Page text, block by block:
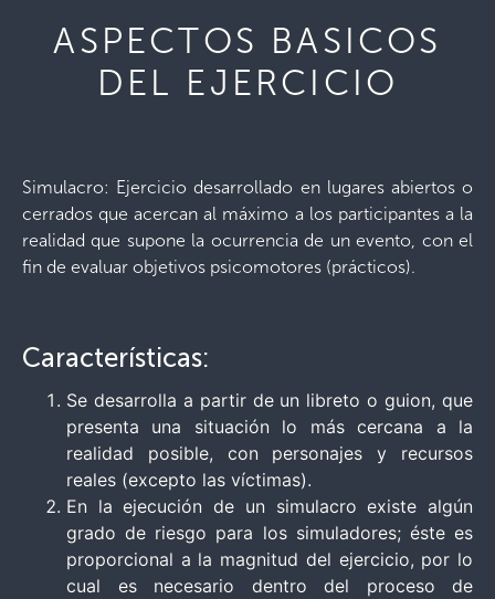
ASPECTOS BASICOS
DEL EJERCICIO
Simulacro: Ejercicio desarrollado en lugares abiertos o
cerrados que acercan al máximo a los participantes a la
realidad que supone la ocurrencia de un evento, con el
fin de evaluar objetivos psicomotores (prácticos).
Características:
Se desarrolla a partir de un libreto o guion, que
presenta una situación lo más cercana a la
realidad posible, con personajes y recursos
reales (excepto las víctimas).
En la ejecución de un simulacro existe algún
grado de riesgo para los simuladores; éste es
proporcional a la magnitud del ejercicio, por lo
cual es necesario dentro del proceso de